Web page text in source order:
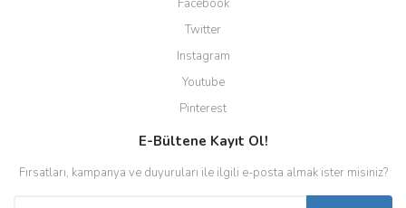
Facebook
Twitter
Instagram
Youtube
Pinterest
E-Bültene Kayıt Ol!
Fırsatları, kampanya ve duyuruları ile ilgili e-posta almak ister misiniz?